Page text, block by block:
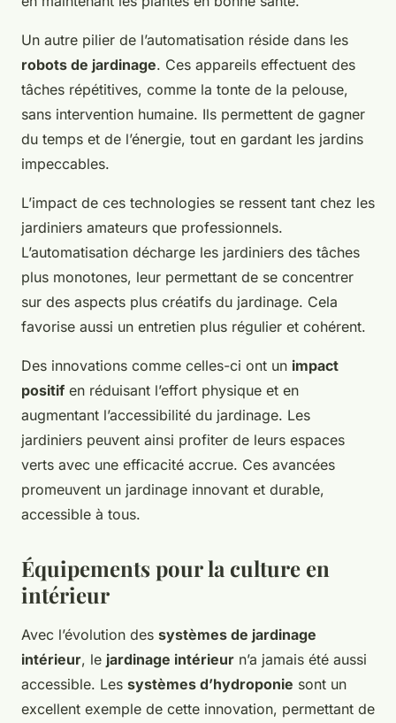
Un autre pilier de l’automatisation réside dans les
robots de jardinage. Ces appareils effectuent des
tâches répétitives, comme la tonte de la pelouse,
sans intervention humaine. Ils permettent de gagner
du temps et de l’énergie, tout en gardant les jardins
impeccables.
L’impact de ces technologies se ressent tant chez les
jardiniers amateurs que professionnels.
L’automatisation décharge les jardiniers des tâches
plus monotones, leur permettant de se concentrer
sur des aspects plus créatifs du jardinage. Cela
favorise aussi un entretien plus régulier et cohérent.
Des innovations comme celles-ci ont un impact
positif en réduisant l’effort physique et en
augmentant l’accessibilité du jardinage. Les
jardiniers peuvent ainsi profiter de leurs espaces
verts avec une efficacité accrue. Ces avancées
promeuvent un jardinage innovant et durable,
accessible à tous.
Équipements pour la culture en
intérieur
Avec l’évolution des systèmes de jardinage
intérieur, le jardinage intérieur n’a jamais été aussi
accessible. Les systèmes d’hydroponie sont un
excellent exemple de cette innovation, permettant de